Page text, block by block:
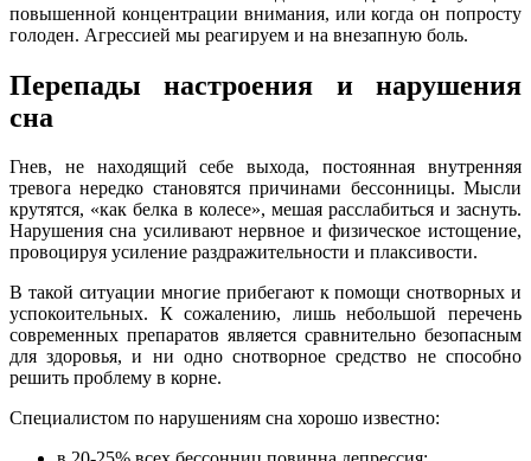
повышенной концентрации внимания, или когда он попросту
голоден. Агрессией мы реагируем и на внезапную боль.
Перепады настроения и нарушения
сна
Гнев, не находящий себе выхода, постоянная внутренняя
тревога нередко становятся причинами бессонницы. Мысли
крутятся, «как белка в колесе», мешая расслабиться и заснуть.
Нарушения сна усиливают нервное и физическое истощение,
провоцируя усиление раздражительности и плаксивости.
В такой ситуации многие прибегают к помощи снотворных и
успокоительных. К сожалению, лишь небольшой перечень
современных препаратов является сравнительно безопасным
для здоровья, и ни одно снотворное средство не способно
решить проблему в корне.
Специалистом по нарушениям сна хорошо известно: